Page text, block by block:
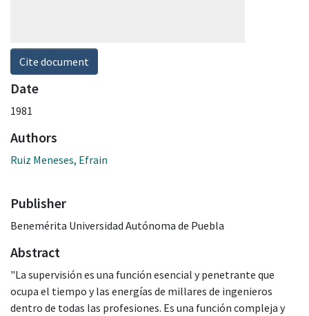
Cite document
Date
1981
Authors
Ruiz Meneses, Efrain
Publisher
Benemérita Universidad Autónoma de Puebla
Abstract
"La supervisión es una función esencial y penetrante que
ocupa el tiempo y las energías de millares de ingenieros
dentro de todas las profesiones. Es una función compleja y